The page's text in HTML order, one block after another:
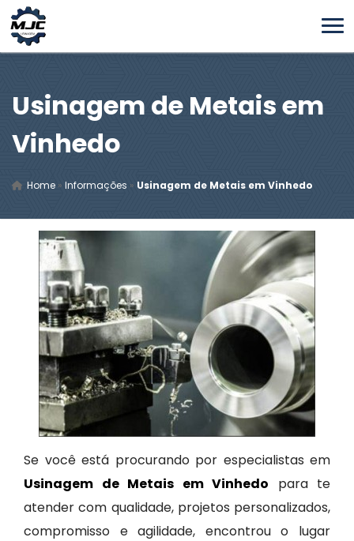
Usinagem de Metais em
Vinhedo
Home » Informações » Usinagem de Metais em Vinhedo
Se você está procurando por especialistas em
Usinagem de Metais em Vinhedo para te
atender com qualidade, projetos personalizados,
compromisso e agilidade, encontrou o lugar